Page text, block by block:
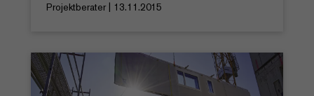
Projektberater | 13.11.2015